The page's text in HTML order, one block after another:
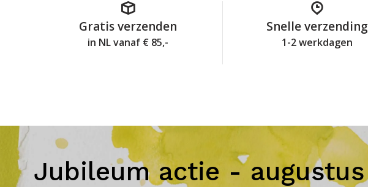
Gratis verzenden
in NL vanaf € 85,-
Snelle verzending
1-2 werkdagen
Jubileum actie - augustus